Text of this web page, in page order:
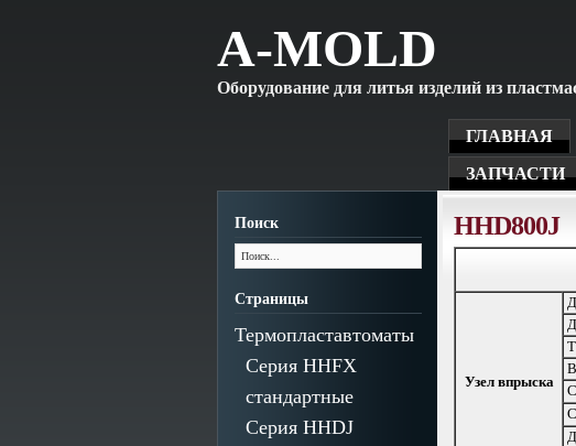
A-MOLD
Оборудование для литья изделий из
ГЛАВНАЯ
ЗАПЧАСТИ
Поиск
Страницы
Термопластавтоматы
Серия HHFX
стандартные
Серия HHDJ
HHD800J
Узел впрыска